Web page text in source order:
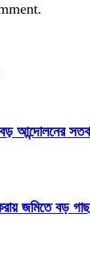
আন্দোলনের
জমিতে বড়